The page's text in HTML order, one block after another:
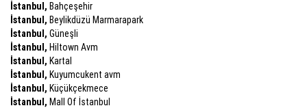
İstanbul, Bahçeşehir
İstanbul, Beylikdüzü Marmarapark
İstanbul, Güneşli
İstanbul, Hiltown Avm
İstanbul, Kartal
İstanbul, Kuyumcukent avm
İstanbul, Küçükçekmece
İstanbul, Mall Of İstanbul